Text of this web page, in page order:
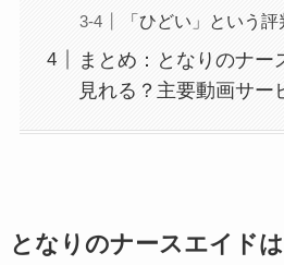
「ひどい」という
まとめ：となりのナー
見れる？主要動画サー
となりのナースエイド